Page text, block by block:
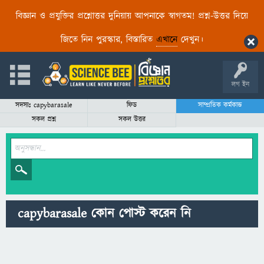
বিজ্ঞান ও প্রযুক্তির প্রশ্নোত্তর দুনিয়ায় আপনাকে স্বাগতম! প্রশ্ন-উত্তর দিয়ে
জিতে নিন পুরস্কার, বিস্তারিত এখানেদেখুন।
লগ ইন
সদস্যঃ capybarasale ফিড
সাম্প্রতিক কর্মকান্ড
সকল প্রশ্ন
সকল উত্তর
capybarasale কোন পোস্ট করেন নি